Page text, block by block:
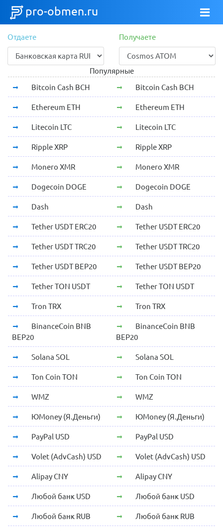
pro-obmen.ru
Отдаете Получаете
Популярные
Bitcoin Cash BCH
Bitcoin Cash BCH
Ethereum ETH Ethereum ETH
Litecoin LTC Litecoin LTC
Ripple XRP Ripple XRP
Monero XMR Monero XMR
Dogecoin DOGE Dogecoin DOGE
Dash Dash
Tether USDT ERC20 Tether USDT ERC20
Tether USDT TRC20 Tether USDT TRC20
Tether USDT BEP20 Tether USDT BEP20
Tether TON USDT Tether TON USDT
Tron TRX Tron TRX
BinanceCoin BNB
BEP20
BinanceCoin BNB
BEP20
Solana SOL Solana SOL
Ton Coin TON Ton Coin TON
WMZ WMZ
ЮMoney (Я.Деньги) ЮMoney (Я.Деньги)
PayPal USD PayPal USD
Volet (AdvCash) USD Volet (AdvCash) USD
Alipay CNY Alipay CNY
Любой банк USD Любой банк USD
Любой банк RUB Любой банк RUB